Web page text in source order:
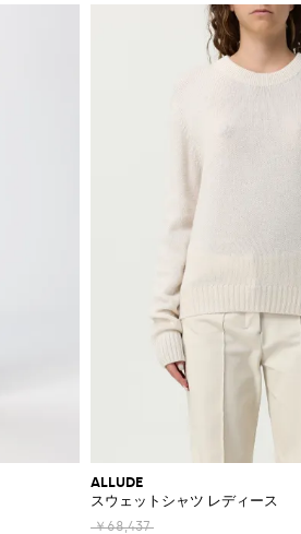
ALLUDE
スウェットシャツ レディース
￥68,437